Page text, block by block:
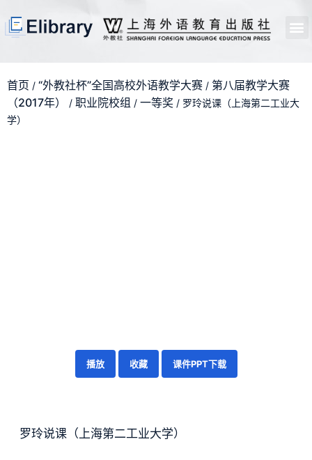
首页 / “外教社杯”全国高校外语教学大赛 / 第八届教学大赛
（2017年）
/ 职业院校组 / 一等奖 / 罗玲说课（上海第二工业大
学）
播放 收藏 课件PPT下载
罗玲说课（上海第二工业大学）